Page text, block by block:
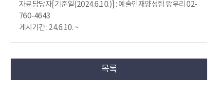
자료담당자[기준일(2024.6.10.)] : 예술인재양성팀 왕우리 02-
760-4643
게시기간 : 24.6.10. ~
목록